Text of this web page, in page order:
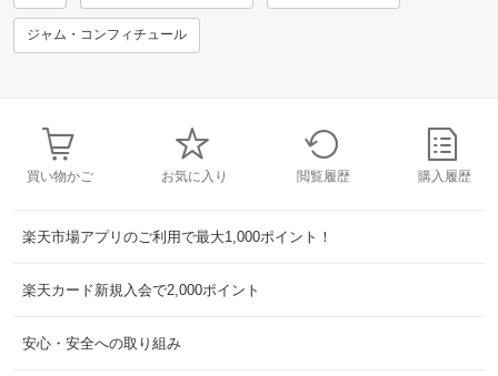
ジャム・コンフィチュール
買い物かご お気に入り 閲覧履歴 購入履歴
楽天市場アプリのご利用で最大1,000ポイント！
楽天カード新規入会で2,000ポイント
安心・安全への取り組み